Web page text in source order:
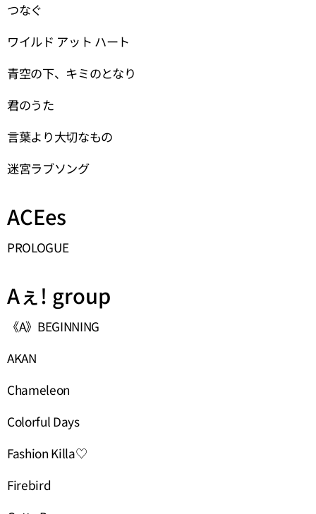
つなぐ
ワイルド アット ハート
青空の下、キミのとなり
君のうた
言葉より大切なもの
迷宮ラブソング
ACEes
PROLOGUE
Aぇ! group
《A》BEGINNING
AKAN
Chameleon
Colorful Days
Fashion Killa♡
Firebird